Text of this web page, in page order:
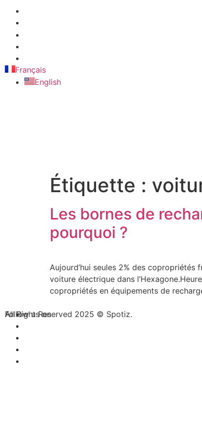
Français
English
Étiquette :
Les bornes de
pourquoi ?
Aujourd’hui seules 2% des
voiture électrique dans
copropriétés en équipements de
All Right Reserved 2025 © Spotiz.
Follow us on